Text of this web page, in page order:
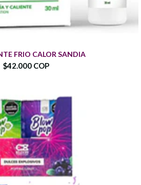
FRIO CALOR SANDIA
$42.000 COP